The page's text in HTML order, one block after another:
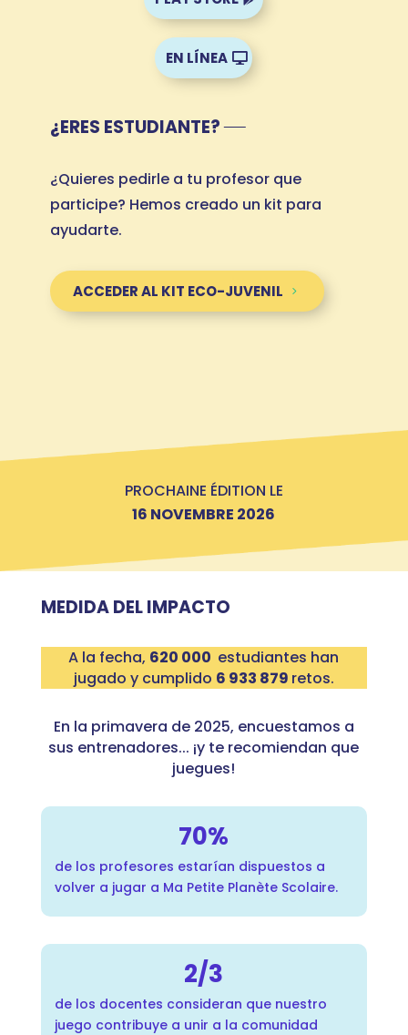
EN LÍNEA
¿ERES ESTUDIANTE?
¿Quieres pedirle a tu profesor que
participe? Hemos creado un kit para
ayudarte.
ACCEDER AL KIT ECO-JUVENIL
PROCHAINE ÉDITION LE
16 NOVEMBRE 2026
MEDIDA DEL IMPACTO
A la fecha, 620 000 estudiantes han
jugado y cumplido 6 933 879 retos.
En la primavera de 2025, encuestamos a
sus entrenadores... ¡y te recomiendan que
juegues!
70%
de los profesores estarían dispuestos a
volver a jugar a Ma Petite Planète Scolaire.
2/3
de los docentes consideran que nuestro
juego contribuye a unir a la comunidad